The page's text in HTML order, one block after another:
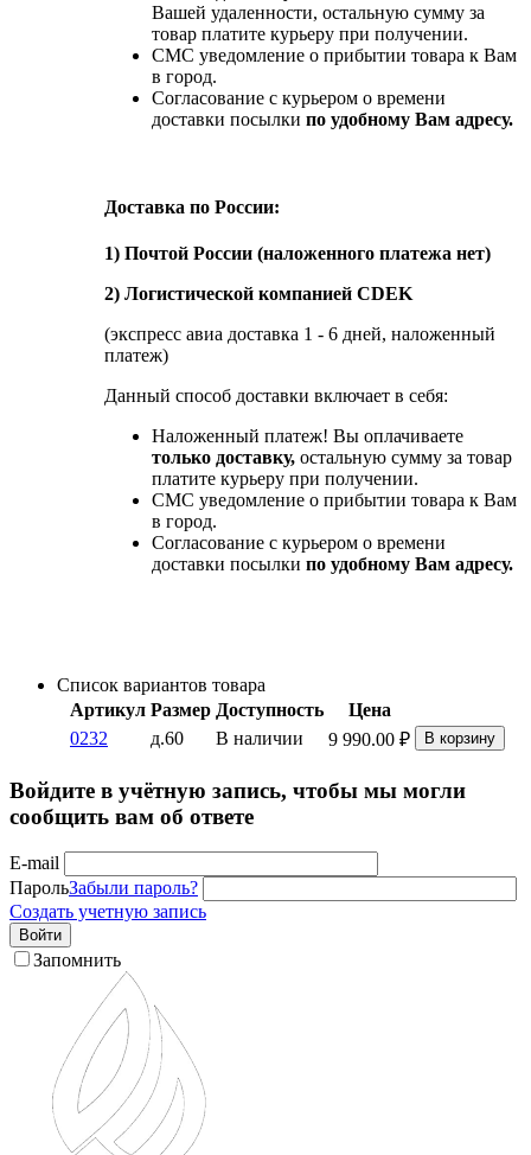
Вашей удаленности, остальную сумму за
товар платите курьеру при получении.
СМС уведомление о прибытии товара к Вам
в город.
Согласование с курьером о времени
доставки посылки по удобному Вам адресу.
Доставка по России:
1) Почтой России (наложенного платежа нет)
2) Логистической компанией CDEK
(экспресс авиа доставка 1 - 6 дней, наложенный
платеж)
Данный способ доставки включает в себя:
Наложенный платеж! Вы оплачиваете
только доставку, остальную сумму за товар
платите курьеру при получении.
СМС уведомление о прибытии товара к Вам
в город.
Согласование с курьером о времени
доставки посылки по удобному Вам адресу.
Список вариантов товара
Артикул Размер Доступность
Цена
0232
д.60 В наличии 9 990.00 ₽ В корзину
Войдите в учётную запись, чтобы мы могли
сообщить вам об ответе
E-mail
ПарольЗабыли пароль?
Создать учетную запись
Войти
Запомнить